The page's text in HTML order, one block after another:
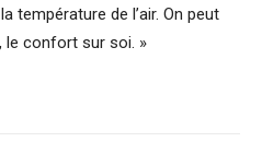
température de l’air. On peut
le confort sur soi. »